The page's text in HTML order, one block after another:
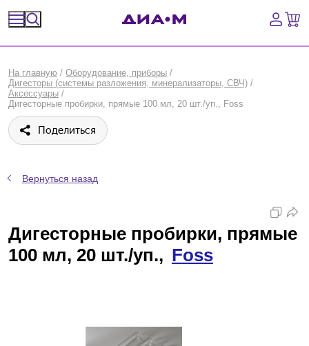
Оборудование, приборы
Расходные материалы, пластик, стекло
Предметный указатель
Войти
Екатеринбург
На главную / Оборудование, приборы /
Дигесторы (системы разложения, минерализаторы, СВЧ) /
Аксессуары /
Дигесторные пробирки, прямые 100 мл, 20 шт./уп., Foss
Поделиться
Вернуться назад
Дигесторные пробирки, прямые
100 мл, 20 шт./уп., Foss